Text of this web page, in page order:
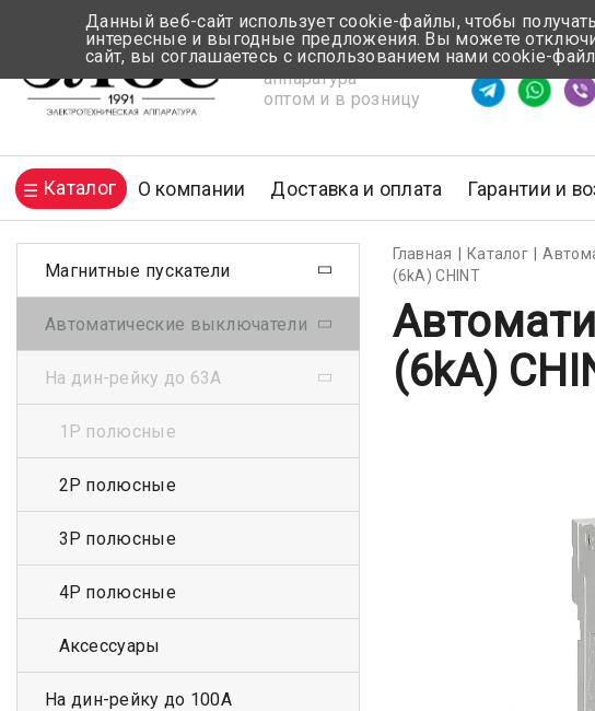
Электротехническая
аппаратура
оптом и в розницу
Время ответа
Каталог О компании Доставка и оплата Гарантии и
Главная Каталог
(6kA) CHINT
(6kA)
Магнитные пускатели
Автоматические выключатели
На дин-рейку до 63А
1Р полюсные
2Р полюсные
3Р полюсные
4Р полюсные
Аксессуары
На дин-рейку до 100А
Данный веб-сайт использует cookie-файлы, чтобы
интересные и выгодные предложения. Вы можете
сайт, вы соглашаетесь с использованием нами cookie-